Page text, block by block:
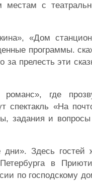
местам с
«Дом
программы.
прелесть эти
где
спектакль «На
задания и
Здесь гостей
в
по господскому